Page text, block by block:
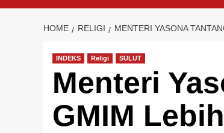
HOME RELIGI MENTERI YASONA
INDEKS Religi SULUT
Menteri
GMIM